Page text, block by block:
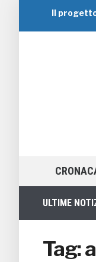
Il
ULTIME
Viaggi di
Tag: